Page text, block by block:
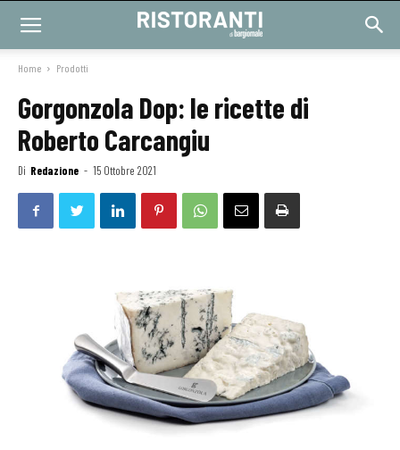
Home Prodotti
Gorgonzola Dop: le ricette di
Roberto Carcangiu
Di Redazione - 15 Ottobre 2021